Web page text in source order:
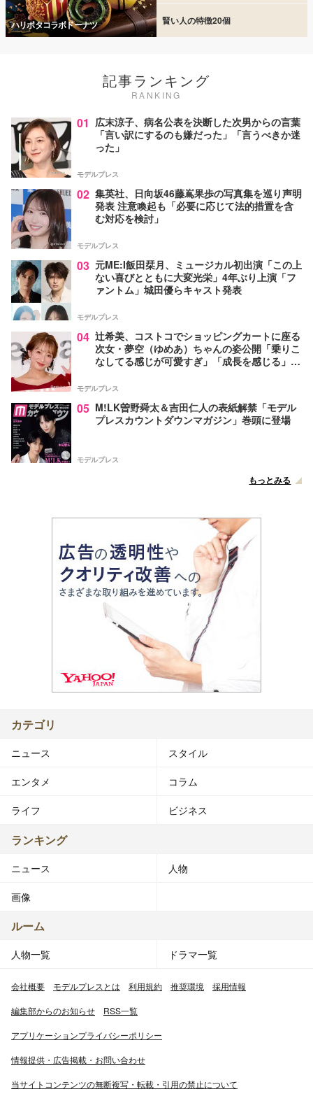
ハリポタコラボドーナツ 賢い人の特徴20個
記事ランキング
RANKING
01 広末涼子、病名公表を決断した次男からの言葉
「言い訳にするのも嫌だった」「言うべきか迷
った」
モデルプレス
02 集英社、日向坂46藤嶌果歩の写真集を巡り声明
発表 注意喚起も「必要に応じて法的措置を含
む対応を検討」
モデルプレス
03 元ME:I飯田栞月、ミュージカル初出演「この上
ない喜びとともに大変光栄」4年ぶり上演「フ
ァントム」城田優らキャスト発表
モデルプレス
04 辻希美、コストコでショッピングカートに座る
次女・夢空（ゆめあ）ちゃんの姿公開「乗りこ
なしてる感じが可愛すぎ」「成長を感じる」の
モデルプレス
05 M!LK曽野舜太＆吉田仁人の表紙解禁「モデル
プレスカウントダウンマガジン」巻頭に登場
モデルプレス
もっとみる
カテゴリ
ニュース スタイル
エンタメ コラム
ライフ ビジネス
ランキング
ニュース 人物
画像
ルーム
人物一覧 ドラマ一覧
会社概要 モデルプレスとは 利用規約 推奨環境 採用情報
編集部からのお知らせ RSS一覧
アプリケーションプライバシーポリシー
情報提供・広告掲載・お問い合わせ
当サイトコンテンツの無断複写・転載・引用の禁止について